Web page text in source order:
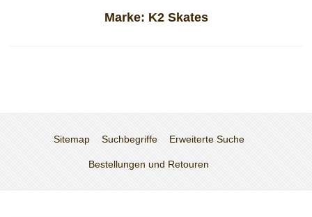
Marke: K2 Skates
Sitemap Suchbegriffe Erweiterte Suche
Bestellungen und Retouren